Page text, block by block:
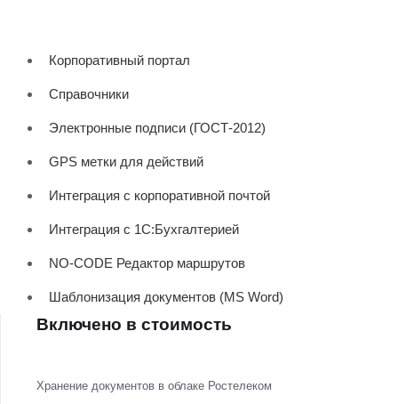
Корпоративный портал
Справочники
Электронные подписи (ГОСТ-2012)
GPS метки для действий
Интеграция с корпоративной почтой
Интеграция с 1С:Бухгалтерией
NO-CODE Редактор маршрутов
Шаблонизация документов (MS Word)
Включено в стоимость
Хранение документов в облаке Ростелеком